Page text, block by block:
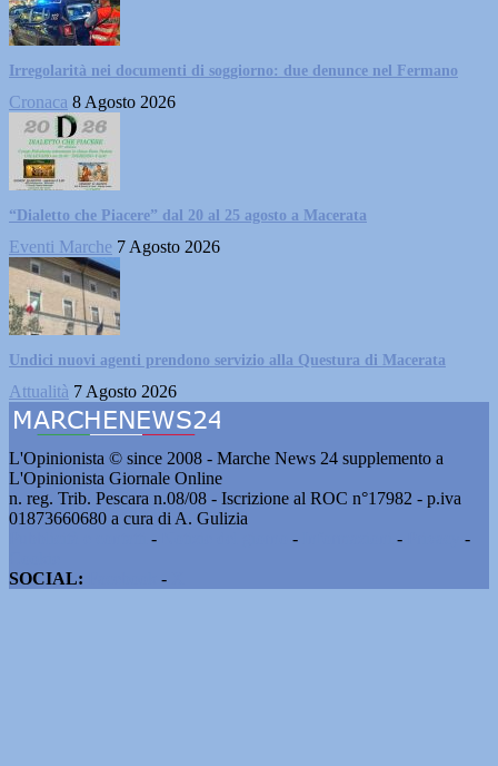
Irregolarità nei documenti di soggiorno: due denunce nel Fermano
Cronaca 8 Agosto 2026
“Dialetto che Piacere” dal 20 al 25 agosto a Macerata
Eventi Marche 7 Agosto 2026
Undici nuovi agenti prendono servizio alla Questura di Macerata
Attualità 7 Agosto 2026
L'Opinionista © since 2008 - Marche News 24 supplemento a
L'Opinionista Giornale Online
n. reg. Trib. Pescara n.08/08 - Iscrizione al ROC n°17982 - p.iva
01873660680 a cura di A. Gulizia
- - -
-
SOCIAL:
-